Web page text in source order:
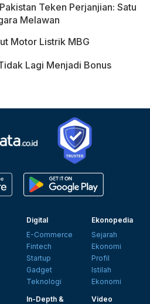
Teken Perjanjian: Satu
Melawan
Motor Listrik MBG
Lagi Menjadi Bonus
Digital
E-Commerce
Fintech
Startup
Gadget
Teknologi
Ekonopedia
Sejarah
Ekonomi
Profil
Istilah
Ekonomi
In-Depth &
Video